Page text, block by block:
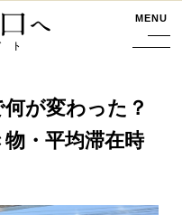
イト MENU
が変わった？
・平均滞在時